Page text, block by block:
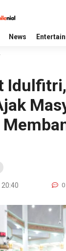
News
0